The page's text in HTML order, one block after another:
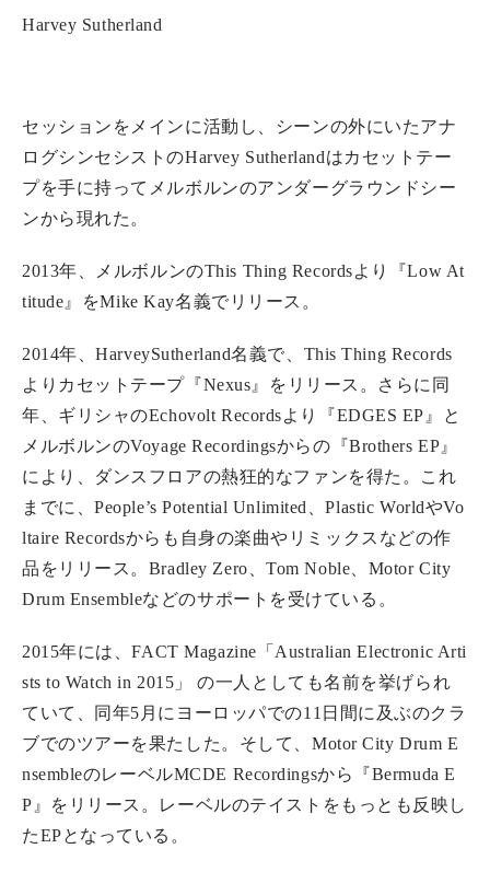
Harvey Sutherland
セッションをメインに活動し、シーンの外にいたアナ
ログシンセシストのHarvey Sutherlandはカセットテー
プを手に持ってメルボルンのアンダーグラウンドシー
ンから現れた。
2013年、メルボルンのThis Thing Recordsより『Low At
titude』をMike Kay名義でリリース。
2014年、HarveySutherland名義で、This Thing Records
よりカセットテープ『Nexus』をリリース。さらに同
年、ギリシャのEchovolt Recordsより『EDGES EP』と
メルボルンのVoyage Recordingsからの『Brothers EP』
により、ダンスフロアの熱狂的なファンを得た。これ
までに、People’s Potential Unlimited、Plastic WorldやVo
ltaire Recordsからも自身の楽曲やリミックスなどの作
品をリリース。Bradley Zero、Tom Noble、Motor City
Drum Ensembleなどのサポートを受けている。
2015年には、FACT Magazine「Australian Electronic Arti
sts to Watch in 2015」 の一人としても名前を挙げられ
ていて、同年5月にヨーロッパでの11日間に及ぶのクラ
ブでのツアーを果たした。そして、Motor City Drum E
nsembleのレーベルMCDE Recordingsから『Bermuda E
P』をリリース。レーベルのテイストをもっとも反映し
たEPとなっている。